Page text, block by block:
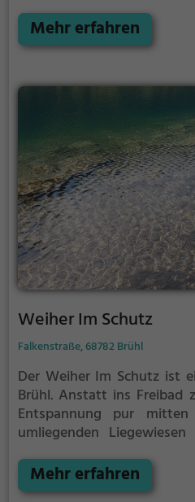
September ist der
Ausflugsziel. Egal ob für
Tage.
Mehr erfahren
Weiher Im Schutz
Falkenstraße, 68782 Brühl
Der Weiher Im Schutz ist
Brühl. Anstatt ins Freibad
Entspannung pur
umliegenden
September ist der Weiher
Ausflugsziel. Egal ob für
Mehr erfahren